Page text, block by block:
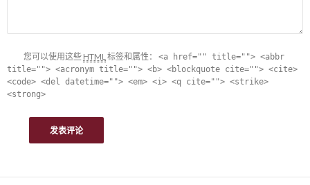
您可以使用这些 HTML标签和属性： <a href="" title=""> <abbr
title=""> <acronym title=""> <b> <blockquote cite=""> <cite>
<code> <del datetime=""> <em> <i> <q cite=""> <strike>
<strong>